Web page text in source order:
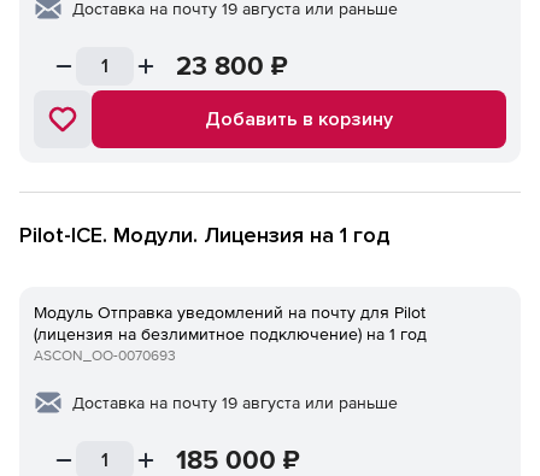
Доставка на почту 19 августа или раньше
23 800 ₽
Добавить в корзину
Pilot-ICE. Модули. Лицензия на 1 год
Модуль Отправка уведомлений на почту для Pilot
(лицензия на безлимитное подключение) на 1 год
ASCON_ОО-0070693
Доставка на почту 19 августа или раньше
185 000 ₽